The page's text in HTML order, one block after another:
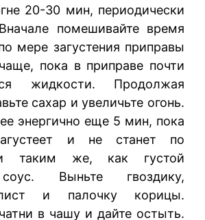
20-30 мин, периодически
помешивайте время
мере загустения приправы
пока в приправе почти
жидкости. Продолжая
сахар и увеличьте огонь.
энергично еще 5 мин, пока
и не станет по
таким же, как густой
Выньте гвоздику,
и палочку корицы.
в чашу и дайте остыть.